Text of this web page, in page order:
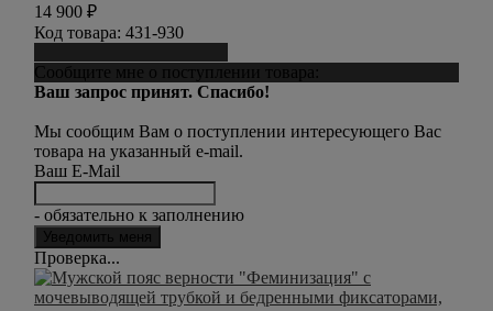
14 900 ₽
Код товара: 431-930
Сообщите мне о поступлении товара:
Ваш запрос принят. Спасибо!
Мы сообщим Вам о поступлении интересующего Вас
товара на указанный e-mail.
Ваш E-Mail
- обязательно к заполнению
Проверка...